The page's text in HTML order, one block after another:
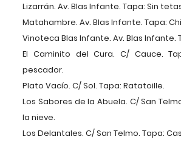
Lizarrán. Av. Blas Infante. Tapa: Sin
Matahambre. Av. Blas Infante. Tapa:
Vinoteca Blas Infante. Av. Blas Infante.
El Caminito del Cura. C/ Cauce.
pescador.
Plato Vacío. C/ Sol. Tapa: Ratatoille.
Los Sabores de la Abuela. C/ San
la nieve.
Los Delantales. C/ San Telmo. Tapa: